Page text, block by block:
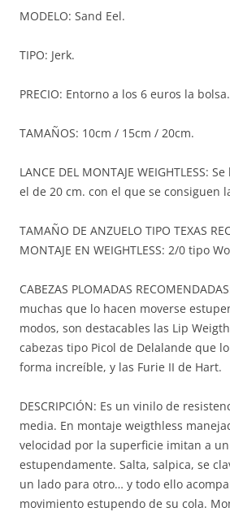
MODELO: Sand Eel.
TIPO: Jerk.
PRECIO: Entorno a los 6 euros la bolsa.
TAMAÑOS: 10cm / 15cm / 20cm.
LANCE DEL MONTAJE WEIGHTLESS:
el de 20 cm. con el que se consiguen
TAMAÑO DE ANZUELO TIPO TEXAS
MONTAJE EN WEIGHTLESS: 2/0 tipo
CABEZAS PLOMADAS
muchas que lo hacen moverse
modos, son destacables las Lip
cabezas tipo Picol de Delalande que
forma increíble, y las Furie II de Hart.
DESCRIPCIÓN: Es un vinilo de
media. En montaje weigthless
velocidad por la superficie imitan a
estupendamente. Salta, salpica, se
un lado para otro… y todo ello
movimiento estupendo de su cola.